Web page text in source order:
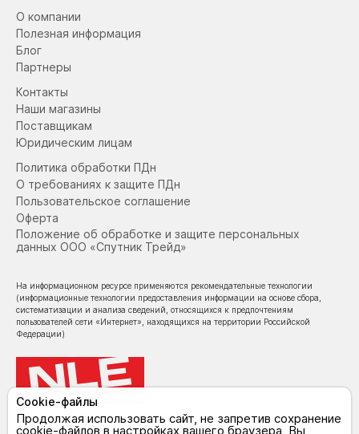
О компании
Полезная информация
Блог
Партнеры
Контакты
Наши магазины
Поставщикам
Юридическим лицам
Политика обработки ПДн
О требованиях к защите ПДн
Пользовательское соглашение
Оферта
Положение об обработке и защите персональных
данных ООО «Спутник Трейд»
© NoLimit Electronics 2026
На информационном ресурсе применяются рекомендательные технологии
(информационные технологии предоставления информации на основе сбора,
систематизации и анализа сведений, относящихся к предпочтениям
пользователей сети «Интернет», находящихся на территории Российской
Федерации)
Cookie-файлы
Продолжая использовать сайт, не запретив сохранение
cookie-файлов в настройках вашего браузера, Вы